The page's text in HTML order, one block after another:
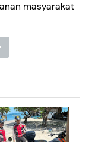
masyarakat